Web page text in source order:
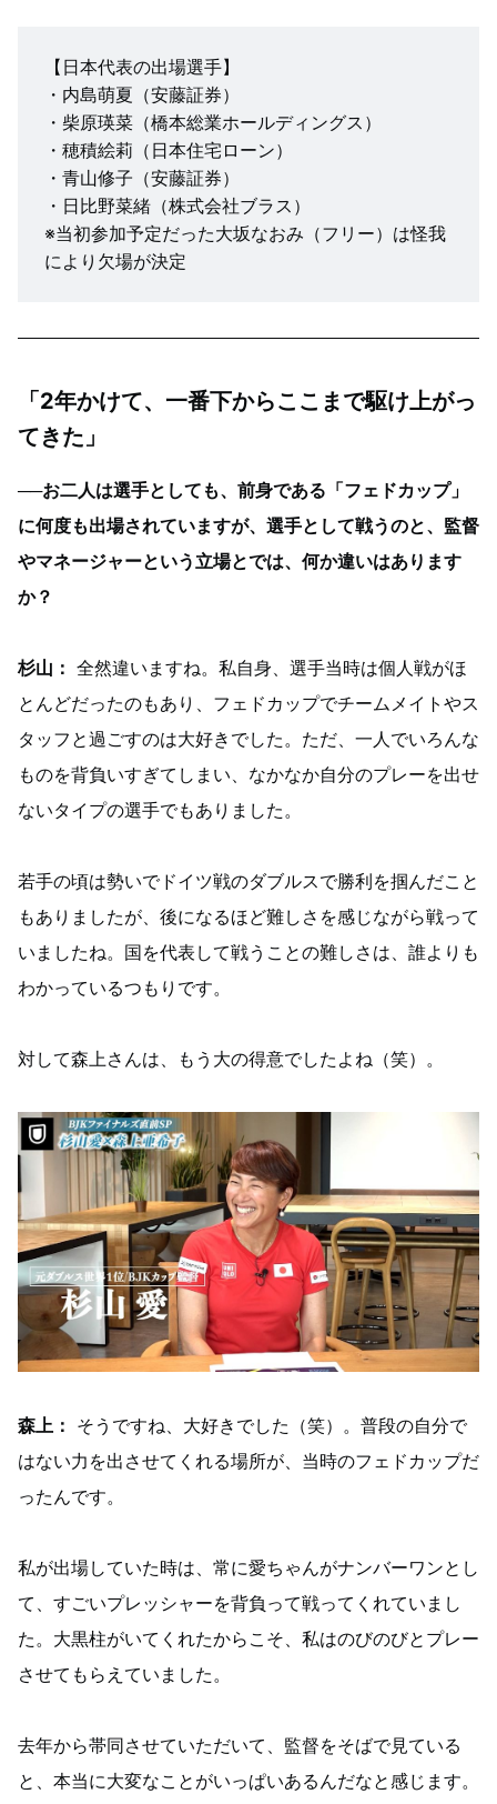
【日本代表の出場選手】
・内島萌夏（安藤証券）
・柴原瑛菜（橋本総業ホールディングス）
・穂積絵莉（日本住宅ローン）
・青山修子（安藤証券）
・日比野菜緒（株式会社ブラス）
※当初参加予定だった大坂なおみ（フリー）は怪我
により欠場が決定
「2年かけて、一番下からここまで駆け上がっ
てきた」
──お二人は選手としても、前身である「フェドカップ」
に何度も出場されていますが、選手として戦うのと、監督
やマネージャーという立場とでは、何か違いはあります
か？
杉山： 全然違いますね。私自身、選手当時は個人戦がほ
とんどだったのもあり、フェドカップでチームメイトやス
タッフと過ごすのは大好きでした。ただ、一人でいろんな
ものを背負いすぎてしまい、なかなか自分のプレーを出せ
ないタイプの選手でもありました。
若手の頃は勢いでドイツ戦のダブルスで勝利を掴んだこと
もありましたが、後になるほど難しさを感じながら戦って
いましたね。国を代表して戦うことの難しさは、誰よりも
わかっているつもりです。
対して森上さんは、もう大の得意でしたよね（笑）。
森上： そうですね、大好きでした（笑）。普段の自分で
はない力を出させてくれる場所が、当時のフェドカップだ
ったんです。
私が出場していた時は、常に愛ちゃんがナンバーワンとし
て、すごいプレッシャーを背負って戦ってくれていまし
た。大黒柱がいてくれたからこそ、私はのびのびとプレー
させてもらえていました。
去年から帯同させていただいて、監督をそばで見ている
と、本当に大変なことがいっぱいあるんだなと感じます。